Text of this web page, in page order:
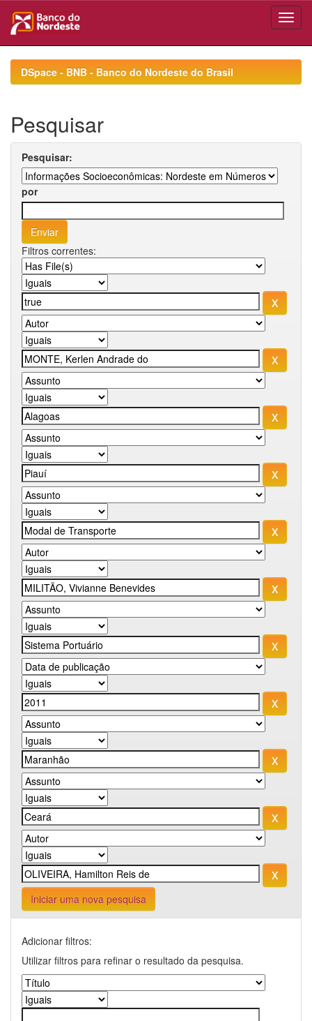
navigationDSpace - BNB - Banco do Nordeste do Brasil
Pesquisar
Pesquisar:
por
Filtros correntes:
Iniciar uma nova pesquisa
Adicionar filtros:
Utilizar filtros para refinar o resultado da pesquisa.